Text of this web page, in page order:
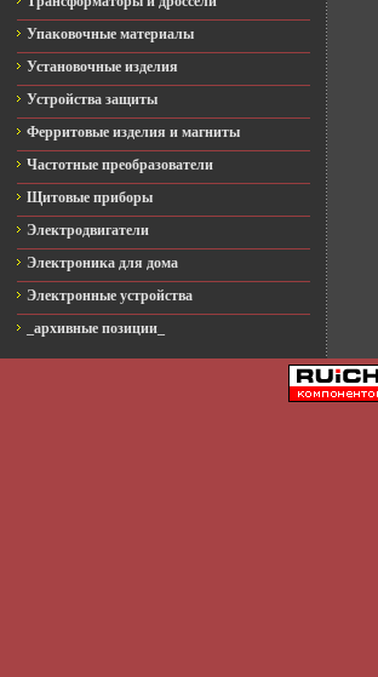
Упаковочные материалы
Установочные изделия
Устройства защиты
Ферритовые изделия и магниты
Частотные преобразователи
Щитовые приборы
Электродвигатели
Электроника для дома
Электронные устройства
_архивные позиции_